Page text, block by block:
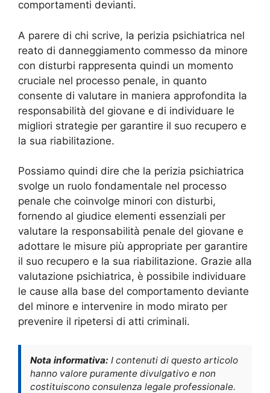
comportamenti devianti.
A parere di chi scrive, la perizia psichiatrica nel
reato di danneggiamento commesso da minore
con disturbi rappresenta quindi un momento
cruciale nel processo penale, in quanto
consente di valutare in maniera approfondita la
responsabilità del giovane e di individuare le
migliori strategie per garantire il suo recupero e
la sua riabilitazione.
Possiamo quindi dire che la perizia psichiatrica
svolge un ruolo fondamentale nel processo
penale che coinvolge minori con disturbi,
fornendo al giudice elementi essenziali per
valutare la responsabilità penale del giovane e
adottare le misure più appropriate per garantire
il suo recupero e la sua riabilitazione. Grazie alla
valutazione psichiatrica, è possibile individuare
le cause alla base del comportamento deviante
del minore e intervenire in modo mirato per
prevenire il ripetersi di atti criminali.
Nota informativa: I contenuti di questo articolo
hanno valore puramente divulgativo e non
costituiscono consulenza legale professionale.